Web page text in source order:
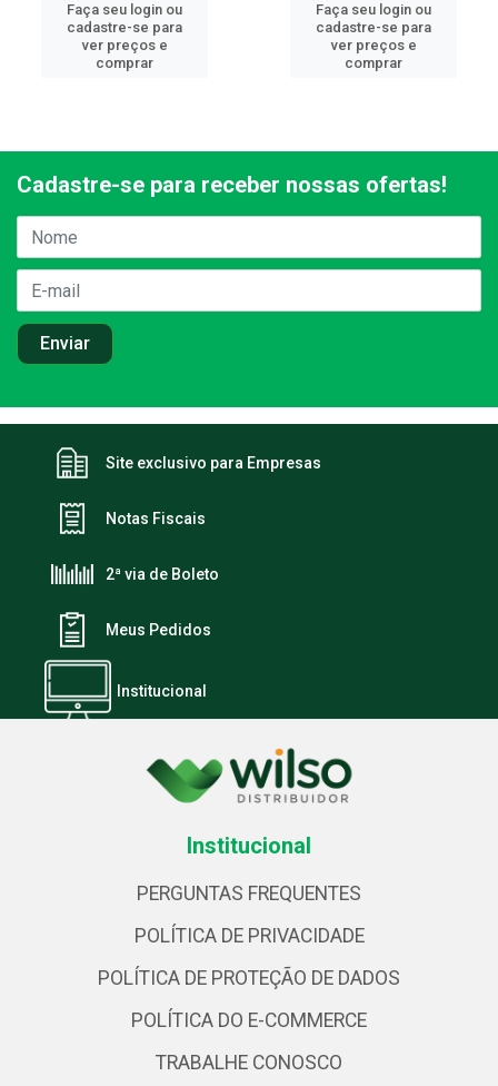
Faça seu login ou
cadastre-se para
ver preços e
comprar
Faça seu login ou
cadastre-se para
ver preços e
comprar
Cadastre-se para receber nossas ofertas!
Site exclusivo para Empresas
Notas Fiscais
2ª via de Boleto
Meus Pedidos
Institucional
Institucional
PERGUNTAS FREQUENTES
POLÍTICA DE PRIVACIDADE
POLÍTICA DE PROTEÇÃO DE DADOS
POLÍTICA DO E-COMMERCE
TRABALHE CONOSCO